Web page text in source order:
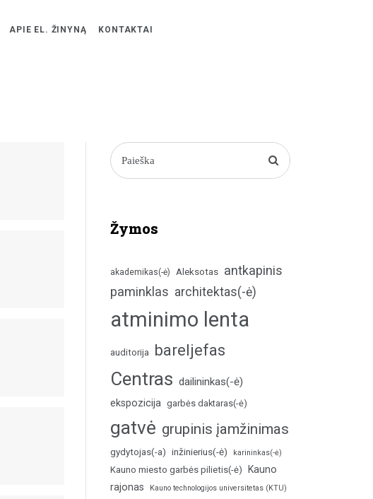
APIE EL. ŽINYNĄ KONTAKTAI
Žymos
akademikas(-ė) Aleksotas antkapinis
paminklas architektas(-ė)
atminimo lenta
auditorija bareljefas
Centras dailininkas(-ė)
ekspozicija garbės daktaras(-ė)
gatvė grupinis įamžinimas
gydytojas(-a) inžinierius(-ė) karininkas(-ė)
Kauno miesto garbės pilietis(-ė)
Kauno
rajonas
Kauno technologijos universitetas (KTU)